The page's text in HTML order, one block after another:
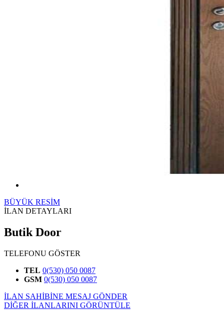
BÜYÜK RESİM
İLAN DETAYLARI
Butik Door
TELEFONU GÖSTER
TEL 0(530) 050 0087
GSM 0(530) 050 0087
İLAN SAHİBİNE MESAJ GÖNDER
DİĞER İLANLARINI GÖRÜNTÜLE